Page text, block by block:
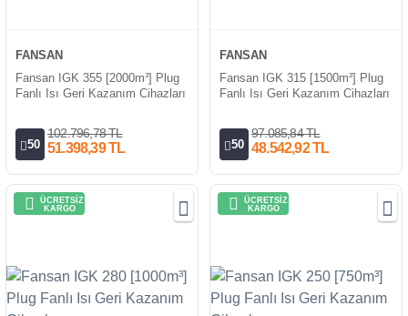
FANSAN
Fansan IGK 355 [2000m³] Plug
Fanlı Isı Geri Kazanım Cihazları
50
102.796,78 TL
51.398,39 TL
FANSAN
Fansan IGK 315 [1500m³] Plug
Fanlı Isı Geri Kazanım Cihazları
50
97.085,84 TL
48.542,92 TL
ÜCRETSİZ
KARGO
ÜCRETSİZ
KARGO